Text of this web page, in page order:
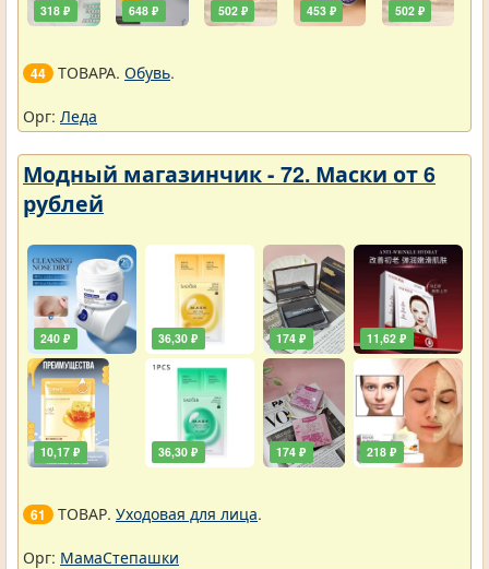
318 ₽ 648 ₽ 502 ₽ 453 ₽ 502 ₽
44 ТОВАРА. Обувь.
Орг: Леда
Модный магазинчик - 72. Маски от 6
рублей
240 ₽
10,17 ₽
36,30 ₽
36,30 ₽
174 ₽
174 ₽
11,62 ₽
218 ₽
61 ТОВАР. Уходовая для лица.
Орг: МамаСтепашки